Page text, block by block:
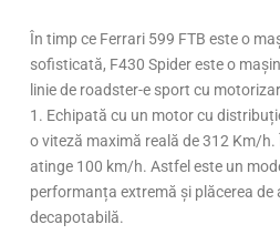
În timp ce Ferrari 599 FTB este o
sofisticată, F430 Spider este o
linie de roadster-e sport cu
1. Echipată cu un motor cu
o viteză maximă reală de 312 Km/
atinge 100 km/h. Astfel este un
performanța extremă și plăcerea de
decapotabilă.